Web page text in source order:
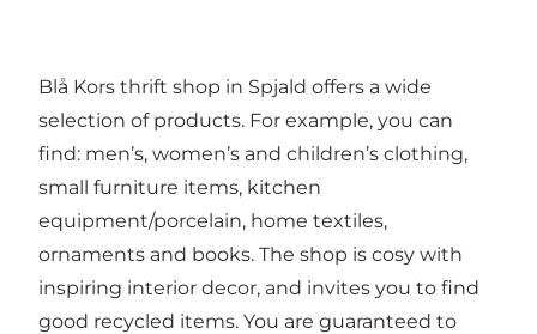
Blå Kors thrift shop in Spjald offers a wide
selection of products. For example, you can
find: men’s, women’s and children’s clothing,
small furniture items, kitchen
equipment/porcelain, home textiles,
ornaments and books. The shop is cosy with
inspiring interior decor, and invites you to find
good recycled items. You are guaranteed to